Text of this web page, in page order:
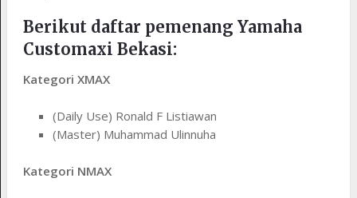
Berikut daftar pemenang Yamaha
Customaxi Bekasi:
Kategori XMAX
(Daily Use) Ronald F Listiawan
(Master) Muhammad Ulinnuha
Kategori NMAX